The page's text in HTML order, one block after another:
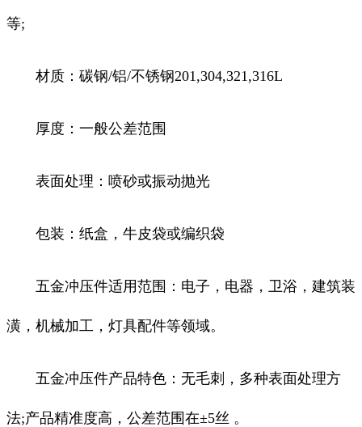
等;
材质：碳钢/铝/不锈钢201,304,321,316L
厚度：一般公差范围
表面处理：喷砂或振动抛光
包装：纸盒，牛皮袋或编织袋
五金冲压件适用范围：电子，电器，卫浴，建筑装
潢，机械加工，灯具配件等领域。
五金冲压件产品特色：无毛刺，多种表面处理方
法;产品精准度高，公差范围在±5丝 。